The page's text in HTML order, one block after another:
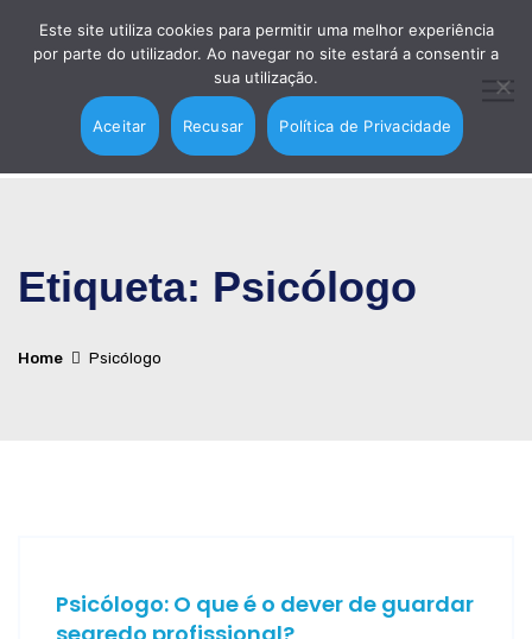
Etiqueta: Psicólogo
Home Psicólogo
Psicólogo: O que é o dever de guardar
Este site utiliza cookies para permitir uma melhor experiência
por parte do utilizador. Ao navegar no site estará a consentir a
sua utilização.
Aceitar Recusar Política de Privacidade